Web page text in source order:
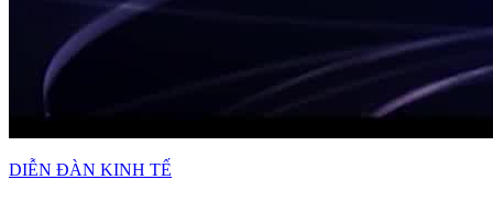
DIỄN ĐÀN KINH TẾ